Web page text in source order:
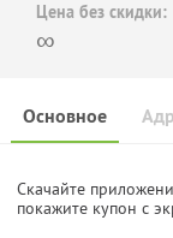
Цена без скидки:
∞
Основное
Скачайте
покажите купон с